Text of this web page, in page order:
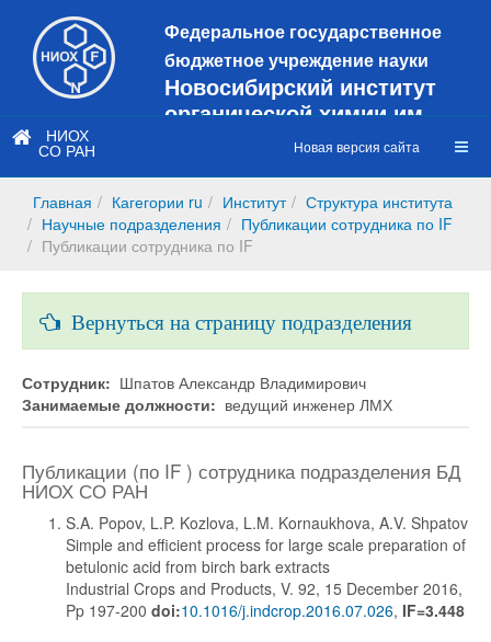
Федеральное государственное
бюджетное учреждение науки
Новосибирский институт
органической химии им.
Н.Н. Ворожцова
сайт
https://web3.nioch.nsc.ru/nioch/
НИОХ
СО РАН Новая версия сайта
Главная Кагегории ru Институт
Структура института
Научные подразделения
Публикации сотрудника по IF
Публикации сотрудника по IF
Вернуться на страницу подразделения
Сотрудник: Шпатов Александр Владимирович
Занимаемые должности: ведущий инженер ЛМХ
Публикации (по IF ) сотрудника подразделения БД
НИОХ СО РАН
S.A. Popov, L.P. Kozlova, L.M. Kornaukhova, A.V. Shpatov
Simple and efficient process for large scale preparation of
betulonic acid from birch bark extracts
Industrial Crops and Products, V. 92, 15 December 2016,
Pp 197-200 doi:10.1016/j.indcrop.2016.07.026, IF=3.448